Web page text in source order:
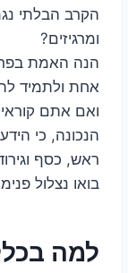
הקרב הבלתי
ומרגיזים?
הנה האמת
אחת ולתמיד
ואם אתם
הנכונה, כי
ראש, כסף
בואו נצלול
למה